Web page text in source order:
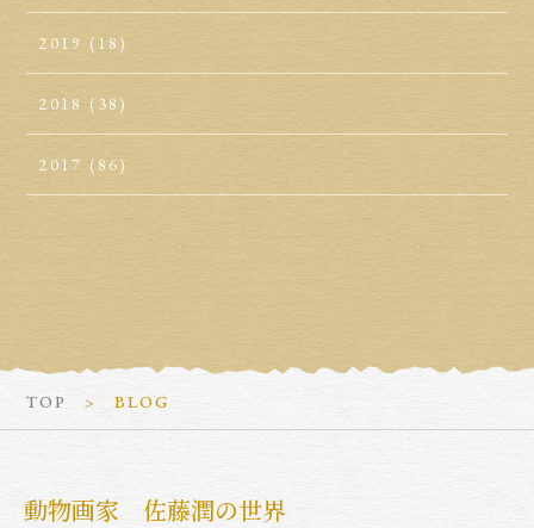
2019 (18)
2018 (38)
2017 (86)
TOP BLOG
動物画家 佐藤潤の世界